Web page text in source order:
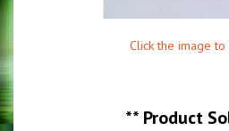
Click the image to
** Product